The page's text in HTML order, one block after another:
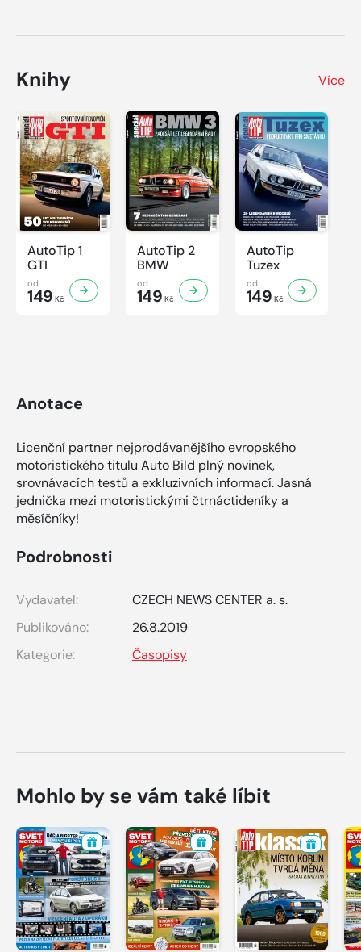
Knihy Více
AutoTip 1
GTI
od
149 Kč
AutoTip 2
BMW
od
149 Kč
AutoTip
Tuzex
od
149 Kč
Anotace
Licenční partner nejprodávanějšího evropského
motoristického titulu Auto Bild plný novinek,
srovnávacích testů a exkluzivních informací. Jasná
jednička mezi motoristickými čtrnáctideníky a
měsíčníky!
Podrobnosti
Vydavatel:
CZECH NEWS CENTER a. s.
Publikováno:
26.8.2019
Kategorie:
Časopisy
Mohlo by se vám také líbit